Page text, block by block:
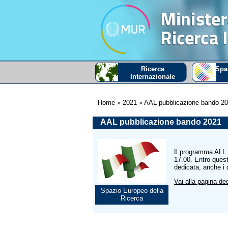
Ricerca
Internazionale
Home » 2021 » AAL pubblicazione bando
AAL pubblicazione bando 2021
Spazio Europeo della
Ricerca
Il programma
17.00. Entro
dedicata, anche i
Vai alla pagina